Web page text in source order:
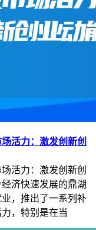
活力：激发创新创
活力：激发创新创
济快速发展的鼎湖
，推出了一系列补
，特别是在当